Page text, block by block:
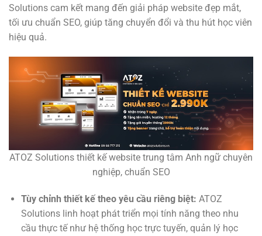
Solutions cam kết mang đến giải pháp website đẹp mắt,
tối ưu chuẩn SEO, giúp tăng chuyển đổi và thu hút học viên
hiệu quả.
ATOZ Solutions thiết kế website trung tâm Anh ngữ chuyên
nghiệp, chuẩn SEO
Tùy chỉnh thiết kế theo yêu cầu riêng biệt: ATOZ
Solutions linh hoạt phát triển mọi tính năng theo nhu
cầu thực tế như hệ thống học trực tuyến, quản lý học